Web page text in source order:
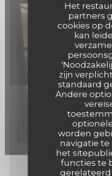
Het
partners
cookies op
kan
zijn
standaard
Andere
worden
navigatie te
het
functies te
gerelateerd